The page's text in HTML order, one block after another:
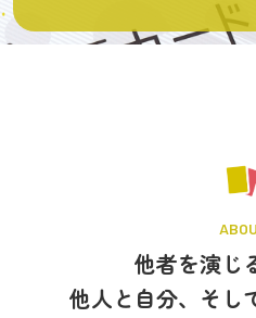
他者を演じ
他人と自分、そし